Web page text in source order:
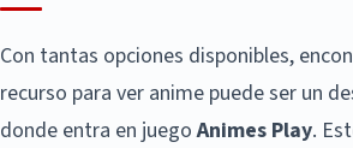
Con tantas opciones disponibles,
recurso para ver anime puede ser un
donde entra en juegoAnimes Play.